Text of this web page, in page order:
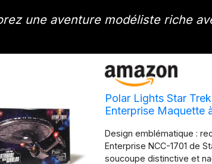
une aventure modéliste riche
Polar Lights Star
Enterprise Maquette
Design emblématique :
Enterprise NCC-1701 de
soucoupe distinctive et